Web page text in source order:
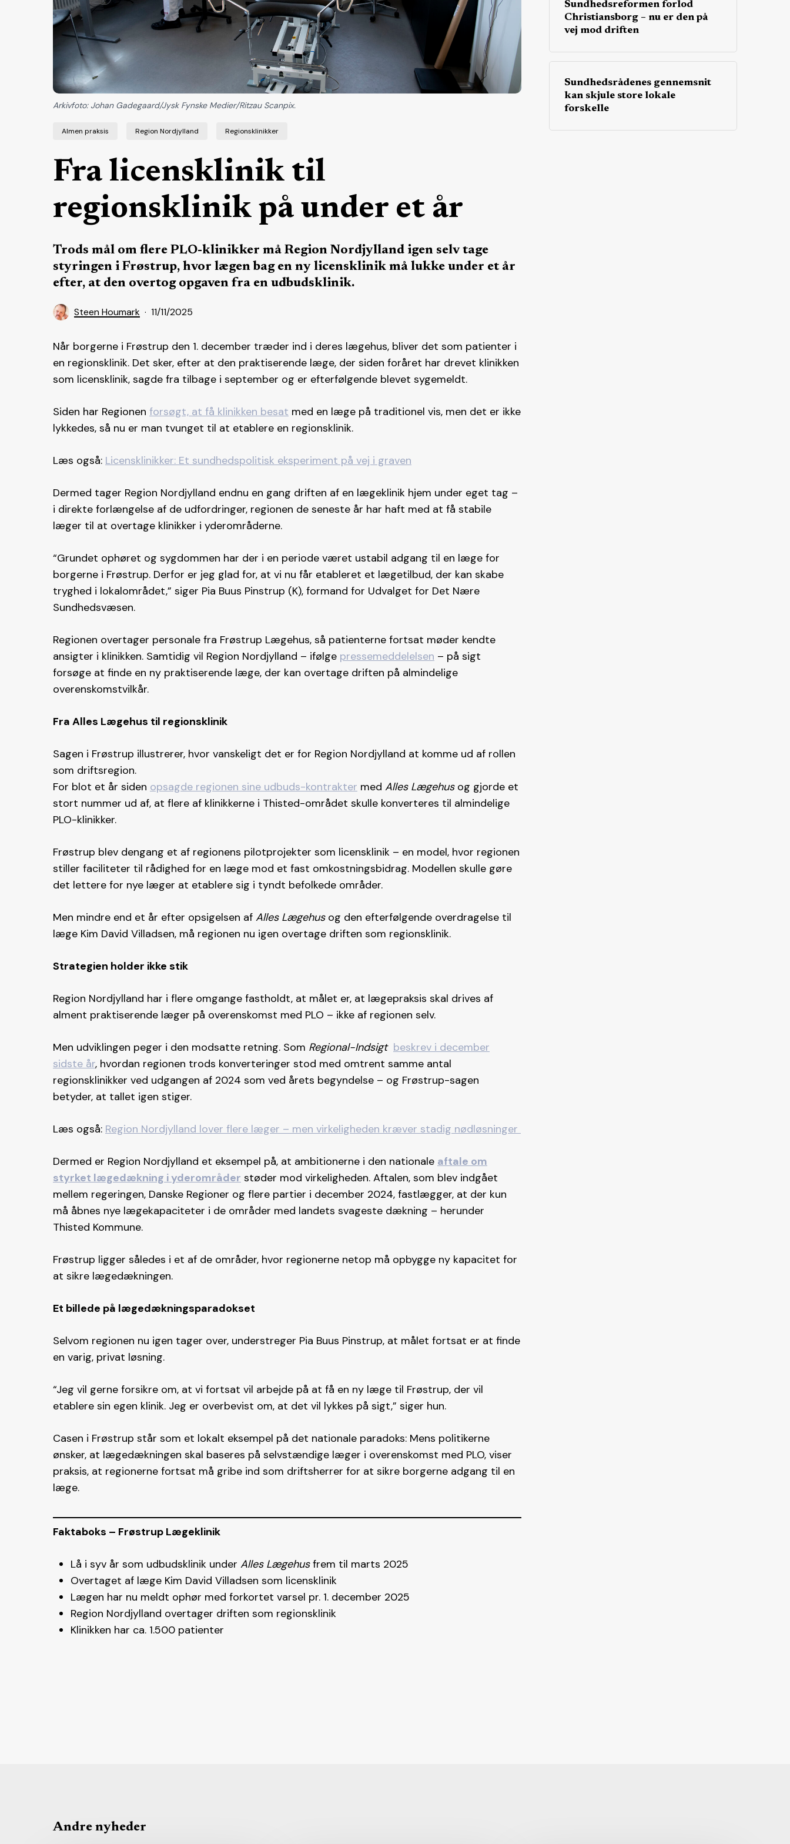
Almen praksis Region Nordjylland Regionsklinikker
Fra licensklinik til
regionsklinik på under et år
Trods mål om flere PLO-klinikker må Region Nordjylland igen selv tage
styringen i Frøstrup, hvor lægen bag en ny licensklinik må lukke under et år
efter, at den overtog opgaven fra en udbudsklinik.
Steen Houmark 11/11/2025
Arkivfoto: Johan Gadegaard/Jysk Fynske Medier/Ritzau Scanpix.
Når borgerne i Frøstrup den 1. december træder ind i deres lægehus, bliver det som patienter i
en regionsklinik. Det sker, efter at den praktiserende læge, der siden foråret har drevet klinikken
som licensklinik, sagde fra tilbage i september og er efterfølgende blevet sygemeldt.
Siden har Regionen forsøgt, at få klinikken besat med en læge på traditionel vis, men det er ikke
lykkedes, så nu er man tvunget til at etablere en regionsklinik.
Læs også: Licensklinikker: Et sundhedspolitisk eksperiment på vej i graven
Dermed tager Region Nordjylland endnu en gang driften af en lægeklinik hjem under eget tag –
i direkte forlængelse af de udfordringer, regionen de seneste år har haft med at få stabile
læger til at overtage klinikker i yderområderne.
“Grundet ophøret og sygdommen har der i en periode været ustabil adgang til en læge for
borgerne i Frøstrup. Derfor er jeg glad for, at vi nu får etableret et lægetilbud, der kan skabe
tryghed i lokalområdet,” siger Pia Buus Pinstrup (K), formand for Udvalget for Det Nære
Sundhedsvæsen.
Regionen overtager personale fra Frøstrup Lægehus, så patienterne fortsat møder kendte
ansigter i klinikken. Samtidig vil Region Nordjylland – ifølge pressemeddelelsen – på sigt
forsøge at finde en ny praktiserende læge, der kan overtage driften på almindelige
overenskomstvilkår.
Fra Alles Lægehus til regionsklinik
Sagen i Frøstrup illustrerer, hvor vanskeligt det er for Region Nordjylland at komme ud af rollen
som driftsregion.
For blot et år siden opsagde regionen sine udbuds-kontrakter med Alles Lægehusog gjorde et
stort nummer ud af, at flere af klinikkerne i Thisted-området skulle konverteres til almindelige
PLO-klinikker.
Frøstrup blev dengang et af regionens pilotprojekter som licensklinik – en model, hvor regionen
stiller faciliteter til rådighed for en læge mod et fast omkostningsbidrag. Modellen skulle gøre
det lettere for nye læger at etablere sig i tyndt befolkede områder.
Men mindre end et år efter opsigelsen af Alles Lægehusog den efterfølgende overdragelse til
læge Kim David Villadsen, må regionen nu igen overtage driften som regionsklinik.
Strategien holder ikke stik
Region Nordjylland har i flere omgange fastholdt, at målet er, at lægepraksis skal drives af
alment praktiserende læger på overenskomst med PLO – ikke af regionen selv.
Men udviklingen peger i den modsatte retning. Som Regional-Indsigt beskrev i december
sidste år, hvordan regionen trods konverteringer stod med omtrent samme antal
regionsklinikker ved udgangen af 2024 som ved årets begyndelse – og Frøstrup-sagen
betyder, at tallet igen stiger.
Læs også: Region Nordjylland lover flere læger – men virkeligheden kræver stadig nødløsninger
Dermed er Region Nordjylland et eksempel på, at ambitionerne i den nationale aftale om
styrket lægedækning i yderområder støder mod virkeligheden. Aftalen, som blev indgået
mellem regeringen, Danske Regioner og flere partier i december 2024, fastlægger, at der kun
må åbnes nye lægekapaciteter i de områder med landets svageste dækning – herunder
Thisted Kommune.
Frøstrup ligger således i et af de områder, hvor regionerne netop må opbygge ny kapacitet for
at sikre lægedækningen.
Et billede på lægedækningsparadokset
Selvom regionen nu igen tager over, understreger Pia Buus Pinstrup, at målet fortsat er at finde
en varig, privat løsning.
“Jeg vil gerne forsikre om, at vi fortsat vil arbejde på at få en ny læge til Frøstrup, der vil
etablere sin egen klinik. Jeg er overbevist om, at det vil lykkes på sigt,” siger hun.
Casen i Frøstrup står som et lokalt eksempel på det nationale paradoks: Mens politikerne
ønsker, at lægedækningen skal baseres på selvstændige læger i overenskomst med PLO, viser
praksis, at regionerne fortsat må gribe ind som driftsherrer for at sikre borgerne adgang til en
læge.
Faktaboks – Frøstrup Lægeklinik
Lå i syv år som udbudsklinik under Alles Lægehusfrem til marts 2025
Overtaget af læge Kim David Villadsen som licensklinik
Lægen har nu meldt ophør med forkortet varsel pr. 1. december 2025
Region Nordjylland overtager driften som regionsklinik
Klinikken har ca. 1.500 patienter
Sundhedsreformen forlod
Christiansborg – nu er den på
vej mod driften
Sundhedsrådenes gennemsnit
kan skjule store lokale
forskelle
Andre nyheder